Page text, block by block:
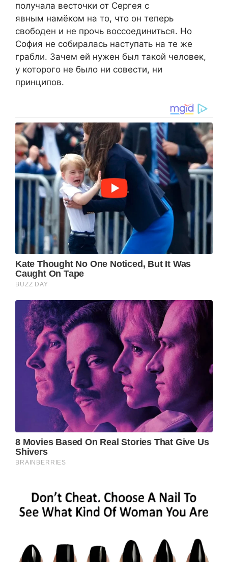
получала весточки от Сергея с
явным намёком на то, что он теперь
свободен и не прочь воссоединиться. Но
София не собиралась наступать на те же
грабли. Зачем ей нужен был такой человек,
у которого не было ни совести, ни
принципов.